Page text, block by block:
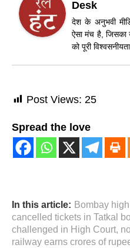
Desk
देश के अनुभवी
ऐसा मंच है, जिसका
को पूरी
Post Views: 25
Spread the love
In this article: Bombay
cancelled tickets in Tatkal
challenged in High Court,
railway earns crores of